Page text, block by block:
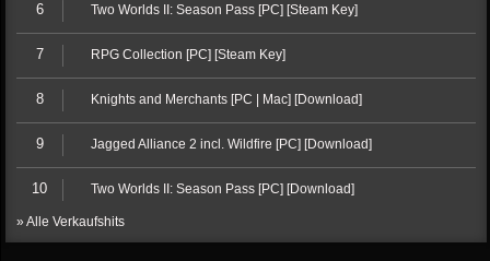
6 Two Worlds II: Season Pass [PC] [Steam Key]
7 RPG Collection [PC] [Steam Key]
8 Knights and Merchants [PC | Mac] [Download]
9 Jagged Alliance 2 incl. Wildfire [PC] [Download]
10 Two Worlds II: Season Pass [PC] [Download]
» Alle Verkaufshits